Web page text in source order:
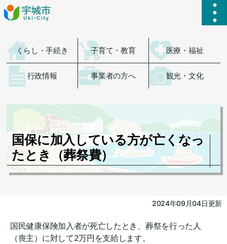
ハ
くらし・手続き 子育て・教育 医療・福祉
行政情報 事業者の方へ 観光・文化
国保に加入している方が亡くなっ
たとき（葬祭費）
2024年09月04日更新
国民健康保険加入者が死亡したとき、葬祭を行った人
（喪主）に対して2万円を支給します。